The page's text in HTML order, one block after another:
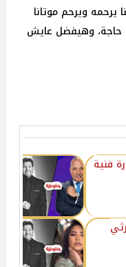
يرحمه ويرحم موتانا
وهيفضل عايش
فنية